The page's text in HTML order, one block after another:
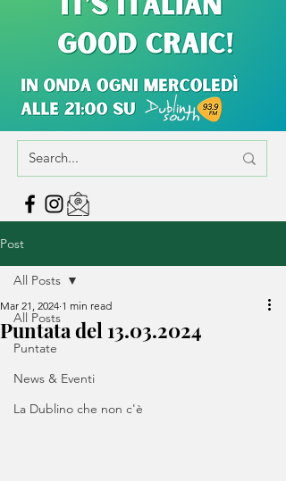
Post
All Posts
Puntate
News & Eventi
La Dublino che non c'è
All Posts
Puntata del 13.03.2024
Mar 21, 2024 1 min read